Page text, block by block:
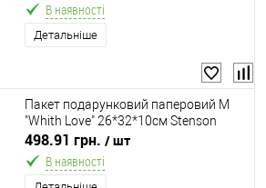
В наявності
Детальніше
Пакет подарунковий паперовий M
"Whith Love" 26*32*10см Stenson
R34705-M
498.91 грн. / шт
В наявності